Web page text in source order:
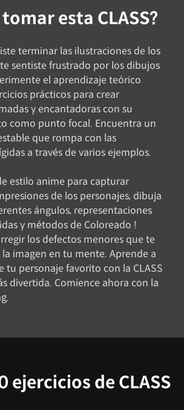
esta CLASS?
terminar las ilustraciones de los
sentiste frustrado por los dibujos
el aprendizaje teórico
prácticos para crear
y encantadoras con su
como punto focal. Encuentra un
que rompa con las
a través de varios ejemplos.
estilo anime para capturar
de los personajes, dibuja
ángulos, representaciones
y métodos de Coloreado !
los defectos menores que te
imagen en tu mente. Aprende a
tu personaje favorito con la CLASS
divertida. Comience ahora con la
ejercicios de CLASS